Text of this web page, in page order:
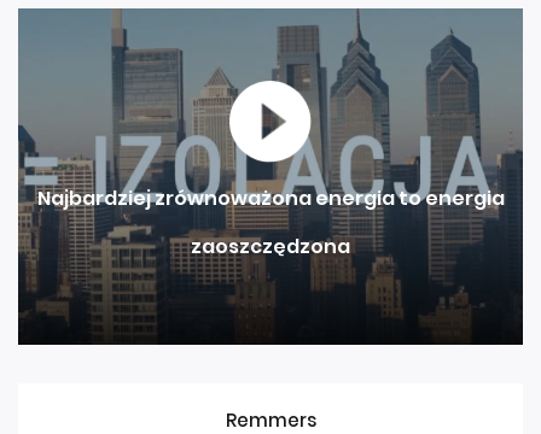
Najbardziej zrównoważona energia to energia
zaoszczędzona
Remmers